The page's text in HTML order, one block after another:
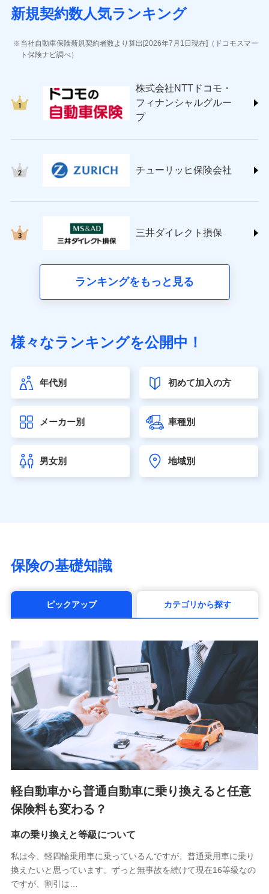
ジェイアイ傷害火災保険株式会社
ソニー損害保険株式会社
(https://www.sonysonpo.co.jp/)
ＳＯＭＰＯダイレクト損害保険株式会社
(https://www.sompo-direct.co.jp/)
チューリッヒ保険会社 (https://www.zurich.co.jp/)
(https://www.nisshinfire.co.jp/)
(https://www.petfamilyins.co.jp/)
ins.com/)
三井ダイレクト損害保険株式会社
（https://www.sonylife.co.jp）
第一ネオ生命保険株式会社（https://neofirst.co.jp/）
大樹生命保険株式会社（https://www.taiju-life.co.jp）
seimei.co.jp）
チューリッヒ生命保険株式会社
東京海上日動あんしん生命保険株式会社
（https://www.tmn-anshin.co.jp/）
マニュライフ生命保険株式会社
（https://www.manulife.co.jp/）
（https://www.msa-life.co.jp/）
メットライフ生命株式会社(https://www.metlife.co.jp/)
■少額短期保険
株式会社アシロ少額短期保険 (https://kailash.co.jp/)
SBIいきいき少額短期保険会社 (https://www.i-
sedai.com/)
SBIペット少額短期保険株式会社 (https://www.sbipet-
ssi.co.jp/)
SBIリスタ少額短期保険会社
(https://www.jishin.co.jp/)
スマートプラス少額短期保険株式会社
チューリッヒ少額短期保険株式会社
(https://www.zurichssi.co.jp/)
(https://www.tokiomarine-x.co.jp/)
(https://pshoken.co.jp/)
リトルファミリー少額短期保険株式会社
(https://www.littlefamily-ssi.com/)
新規契約数人気ランキング
当社自動車保険新規契約者数より算出[2026年7月1日現在]（ドコモスマー
ト保険ナビ調べ）
株式会社NTTドコモ・
フィナンシャルグルー
プ
チューリッヒ保険会社
三井ダイレクト損保
ランキングをもっと見る
様々なランキングを公開中！
年代別 初めて加入の方
メーカー別 車種別
男女別 地域別
保険の基礎知識
ピックアップ カテゴリから探す
軽自動車から普通自動車に乗り換えると任意
保険料も変わる？
車の乗り換えと等級について
私は今、軽四輪乗用車に乗っているんですが、普通乗用車に乗り
換えたいと思っています。ずっと無事故を続けて現在16等級なの
ですが、割引は…